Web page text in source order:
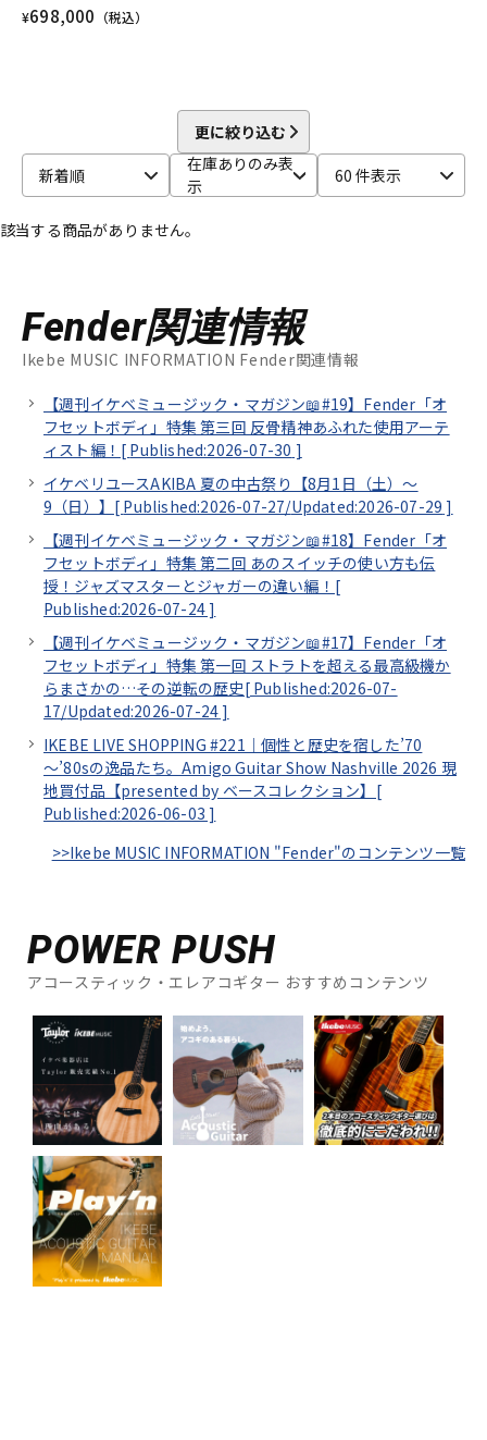
¥698,000 （税込）
更に絞り込む
新着順
在庫ありのみ表
示
60 件表示
該当する商品がありません。
Fender関連情報
Ikebe MUSIC INFORMATION Fender関連情報
【週刊イケベミュージック・マガジン📖#19】Fender「オ
フセットボディ」特集 第三回 反骨精神あふれた使用アーテ
ィスト編！[ Published:2026-07-30 ]
イケベリユースAKIBA 夏の中古祭り【8月1日（土）～
9（日）】[ Published:2026-07-27/Updated:2026-07-29 ]
【週刊イケベミュージック・マガジン📖#18】Fender「オ
フセットボディ」特集 第二回 あのスイッチの使い方も伝
授！ジャズマスターとジャガーの違い編！[
Published:2026-07-24 ]
【週刊イケベミュージック・マガジン📖#17】Fender「オ
フセットボディ」特集 第一回 ストラトを超える最高級機か
らまさかの…その逆転の歴史[ Published:2026-07-
17/Updated:2026-07-24 ]
IKEBE LIVE SHOPPING #221｜個性と歴史を宿した’70
～’80sの逸品たち。Amigo Guitar Show Nashville 2026 現
地買付品【presented by ベースコレクション】[
Published:2026-06-03 ]
>>Ikebe MUSIC INFORMATION "Fender"のコンテンツ一覧
POWER PUSH
アコースティック・エレアコギター おすすめコンテンツ